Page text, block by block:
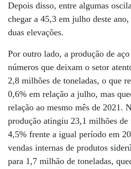
Depois disso, entre algumas
chegar a 45,3 em julho deste
duas elevações.
Por outro lado, a produção de
números que deixam o setor
2,8 milhões de toneladas, o que
0,6% em relação a julho, mas
relação ao mesmo mês de 2021.
produção atingiu 23,1 milhões de
4,5% frente a igual período em
vendas internas de produtos
para 1,7 milhão de toneladas,